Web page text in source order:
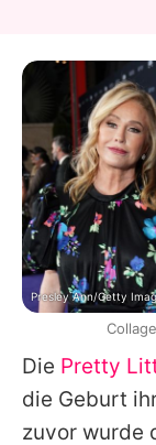
Die Pretty
die Geburt
zuvor wurde
Presley Ann/Getty